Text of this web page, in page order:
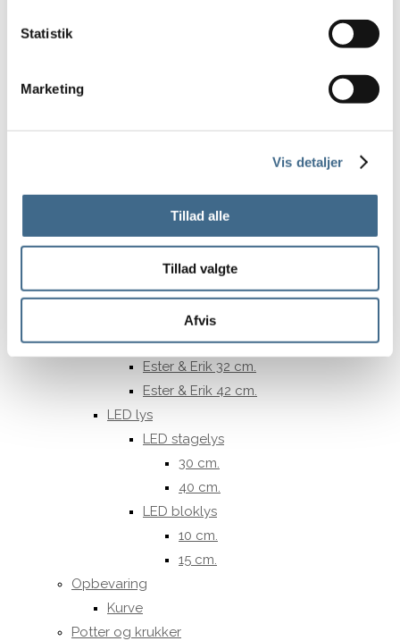
Statistik
Marketing
Vis detaljer
Tillad alle
Tillad valgte
Afvis
Skåle, Fade og Tallerkener
Bordlamper
Loftrosetter
Vægrosetter
Stearinlys
Ester & Erik 32 cm.
Ester & Erik 42 cm.
LED lys
LED stagelys
30 cm.
40 cm.
LED bloklys
10 cm.
15 cm.
Opbevaring
Kurve
Potter og krukker